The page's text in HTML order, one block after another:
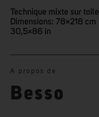
Technique mixte sur toile
Dimensions: 78×218 cm
30,5×86 in
A propos de
Besso